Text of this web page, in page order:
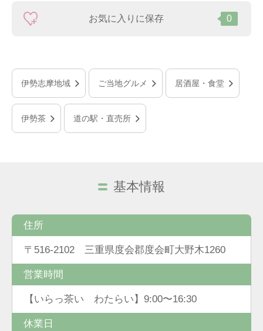
お気に入りに保存 0
伊勢志摩地域 ご当地グルメ 居酒屋・食堂
伊勢茶 道の駅・直売所
基本情報
住所
〒516-2102 三重県度会郡度会町大野木1260
営業時間
【いらっ茶い わたらい】9:00〜16:30
休業日